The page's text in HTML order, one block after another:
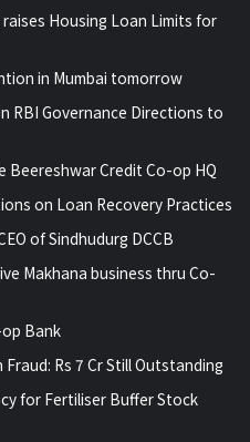
Housing Loan Limits for
in Mumbai tomorrow
RBI Governance Directions to
Beereshwar Credit Co-op HQ
on Loan Recovery Practices
of Sindhudurg DCCB
Makhana business thru Co-
Bank
Rs 7 Cr Still Outstanding
for Fertiliser Buffer Stock